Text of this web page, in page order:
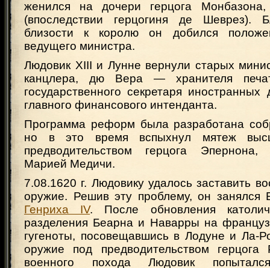
женился на дочери герцога
(впоследствии герцогиня де Шеврез).
близости к королю он добился
ведущего министра.
Людовик XIII и Лунне вернули старых
канцлера, дю Вера — хранителя
государственного секретаря
главного финансового интенданта.
Программа реформ была разработана
но в это время вспыхнул мятеж
предводительством герцога Эпернона,
Марией Медичи.
7.08.1620 г. Людовику удалось заставить
оружие. Решив эту проблему, он занялся
Генриха IV. После обновления
разделения Беарна и Наварры на
гугеноты, посовещавшись в Лодуне и Ла-
оружие под предводительством
военного похода Людовик